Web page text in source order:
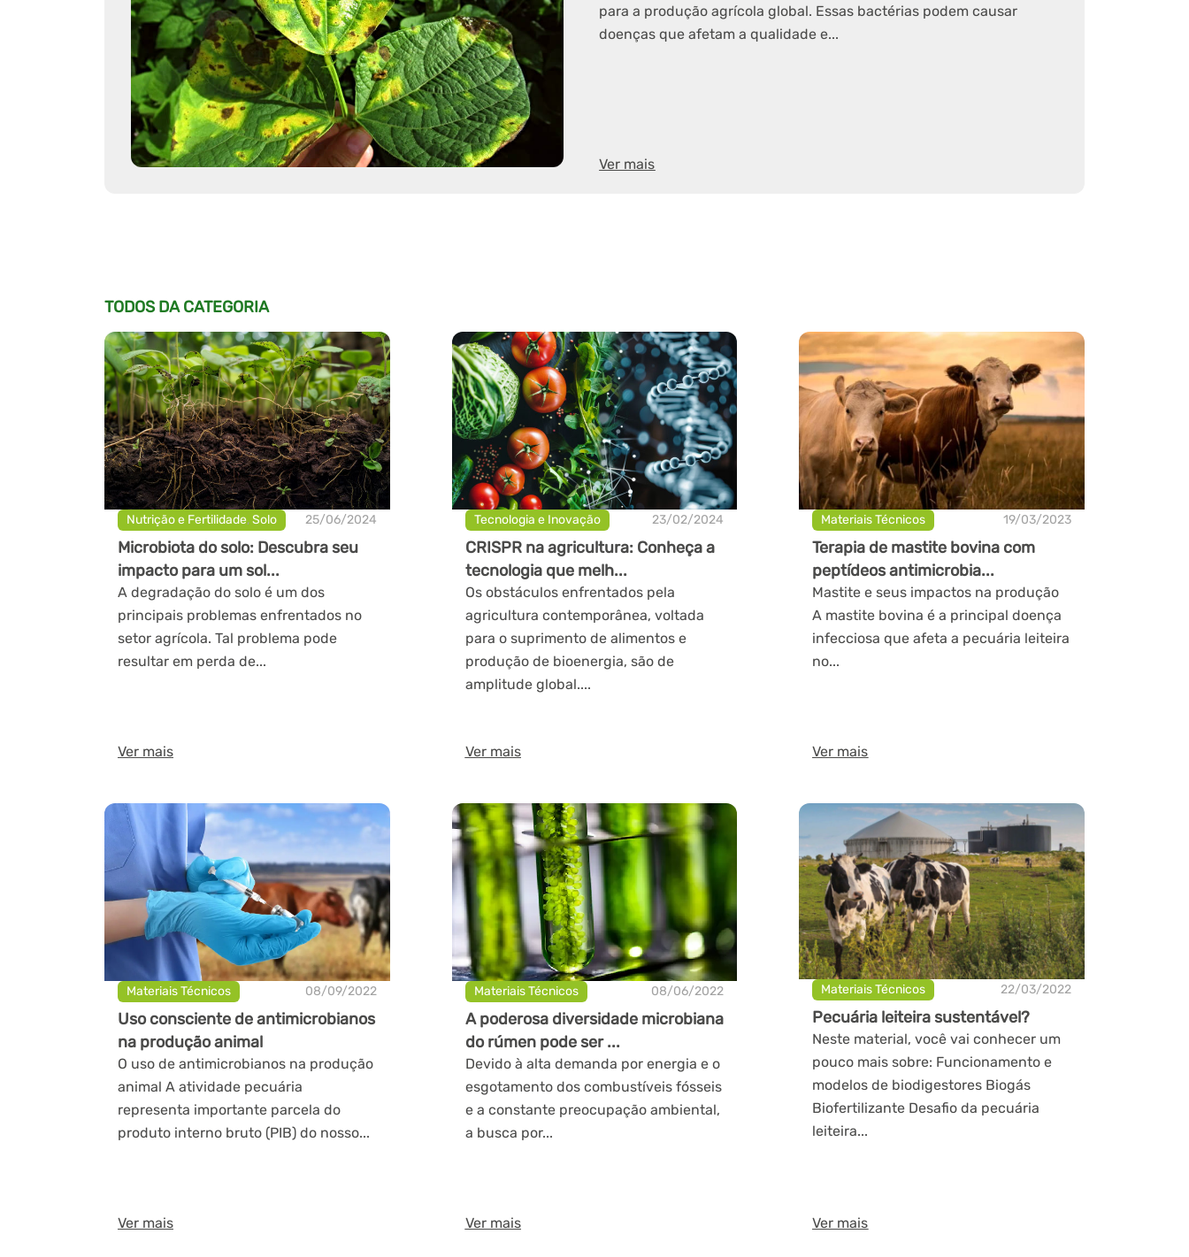
para a produção agrícola global. Essas bactérias podem causar
doenças que afetam a qualidade e...
Ver mais
TODOS DA CATEGORIA
Nutrição e Fertilidade,Solo 25/06/2024
Microbiota do solo: Descubra seu
impacto para um sol...
A degradação do solo é um dos
principais problemas enfrentados no
setor agrícola. Tal problema pode
resultar em perda de...
Ver mais
Tecnologia e Inovação 23/02/2024
CRISPR na agricultura: Conheça a
tecnologia que melh...
Os obstáculos enfrentados pela
agricultura contemporânea, voltada
para o suprimento de alimentos e
produção de bioenergia, são de
amplitude global....
Ver mais
Materiais Técnicos 19/03/2023
Terapia de mastite bovina com
peptídeos antimicrobia...
Mastite e seus impactos na produção
A mastite bovina é a principal doença
infecciosa que afeta a pecuária leiteira
no...
Ver mais
Materiais Técnicos 08/09/2022
Uso consciente de antimicrobianos
na produção animal
O uso de antimicrobianos na produção
animal A atividade pecuária
representa importante parcela do
produto interno bruto (PIB) do nosso...
Ver mais
Materiais Técnicos 08/06/2022
A poderosa diversidade microbiana
do rúmen pode ser ...
Devido à alta demanda por energia e o
esgotamento dos combustíveis fósseis
e a constante preocupação ambiental,
a busca por...
Ver mais
Materiais Técnicos 22/03/2022
Pecuária leiteira sustentável?
Neste material, você vai conhecer um
pouco mais sobre: Funcionamento e
modelos de biodigestores Biogás
Biofertilizante Desafio da pecuária
leiteira...
Ver mais